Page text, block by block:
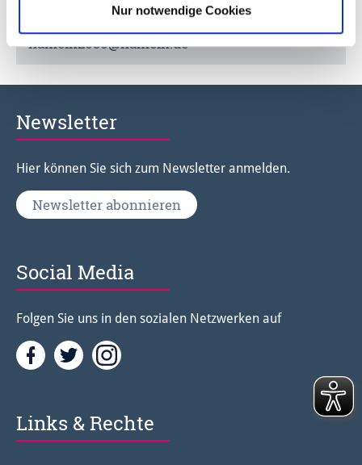
Nur notwendige Cookies
Rathausplatz 1, 31785 Hameln
hameln2030@hameln.de
Newsletter
Hier können Sie sich zum Newsletter anmelden.
Newsletter abonnieren
Social Media
Folgen Sie uns in den sozialen Netzwerken auf
FacebookTwitter<
Links & Rechte